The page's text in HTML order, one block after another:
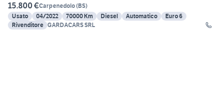
15.800 €Carpenedolo(BS)
Usato
04/2022 70000 Km Diesel Automatico
Euro 6
Rivenditore GARDACARS SRL